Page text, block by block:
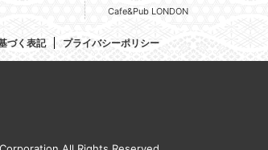
Cafe&Pub LONDON
づく表記 プライバシーポリシー